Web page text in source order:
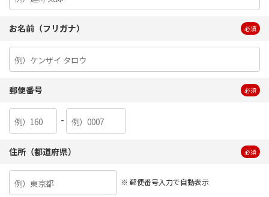
お名前（フリガナ） 必須
郵便番号 必須
-
住所（都道府県） 必須
※ 郵便番号入力で自動表示